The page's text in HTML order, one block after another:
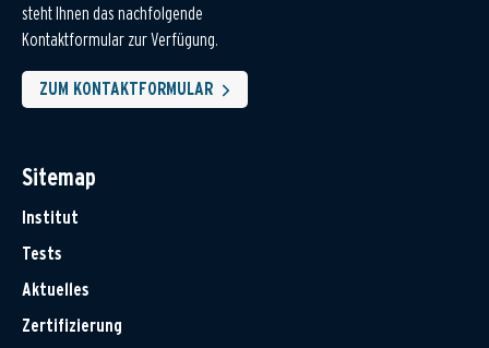
steht Ihnen das nachfolgende
Kontaktformular zur Verfügung.
ZUM KONTAKTFORMULAR
Sitemap
Institut
Tests
Aktuelles
Zertifizierung